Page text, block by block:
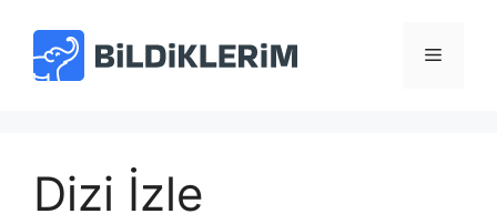
Menü
Dizi İzle